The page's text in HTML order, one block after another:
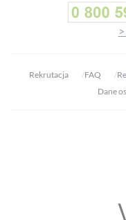
Rekrutacja FAQ
Dane